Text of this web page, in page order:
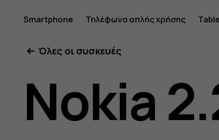
Οδηγίες
χρήσης
Smartphone Τηλέφωνα απλής χρήσης
Όλες οι συσκευές
Nokia